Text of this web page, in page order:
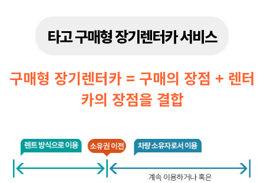
타고 구매형 장기렌터카 서비스
구매형 장기렌터카 = 구매의 장점 + 렌터
카의 장점을 결합